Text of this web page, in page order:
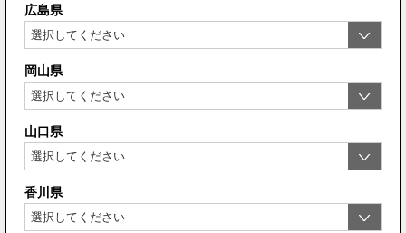
広島県
岡山県
山口県
香川県